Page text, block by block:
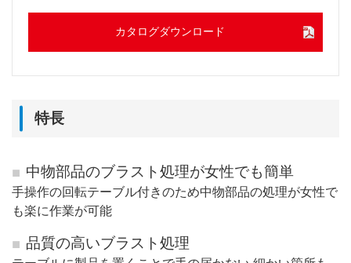
カタログダウンロード
特長
中物部品のブラスト処理が女性でも簡単
手操作の回転テーブル付きのため中物部品の処理が女性で
も楽に作業が可能
品質の高いブラスト処理